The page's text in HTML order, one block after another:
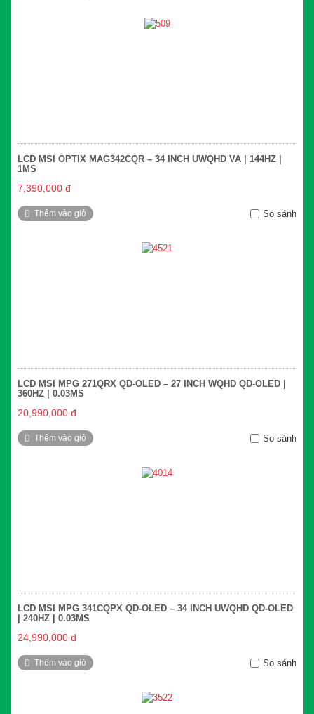
LCD MSI OPTIX MAG342CQR – 34 INCH UWQHD VA | 144HZ |
1MS
7,390,000 đ
Thêm vào giỏ So sánh
LCD MSI MPG 271QRX QD-OLED – 27 INCH WQHD QD-OLED |
360HZ | 0.03MS
20,990,000 đ
Thêm vào giỏ So sánh
LCD MSI MPG 341CQPX QD-OLED – 34 INCH UWQHD QD-OLED
| 240HZ | 0.03MS
24,990,000 đ
Thêm vào giỏ So sánh